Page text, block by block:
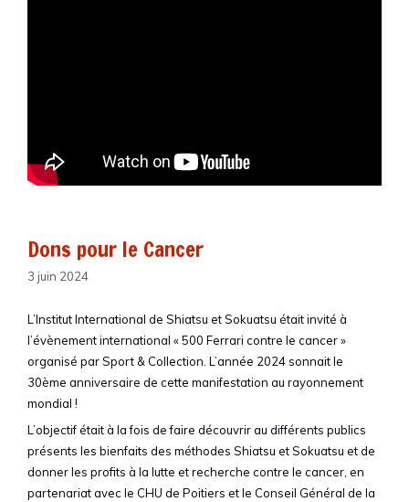
Dons pour le Cancer
3 juin 2024
L’Institut International de Shiatsu et Sokuatsu était invité à
l’évènement international « 500 Ferrari contre le cancer »
organisé par Sport & Collection. L’année 2024 sonnait le
30ème anniversaire de cette manifestation au rayonnement
mondial !
L’objectif était à la fois de faire découvrir au différents publics
présents les bienfaits des méthodes Shiatsu et Sokuatsu et de
donner les profits à la lutte et recherche contre le cancer, en
partenariat avec le CHU de Poitiers et le Conseil Général de la